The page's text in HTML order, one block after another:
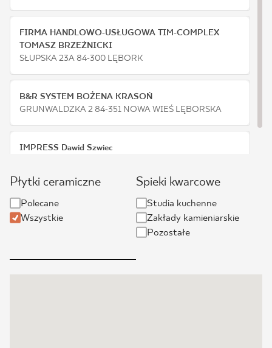
O NAS
KARIERA
MÓJ PROFIL
PL DE UK RU
FIRMA HANDLOWO-USŁUGOWA TIM-COMPLEX
TOMASZ BRZEŹNICKI
SŁUPSKA 23A 84-300 LĘBORK
B&R SYSTEM BOŻENA KRASOŃ
GRUNWALDZKA 2 84-351 NOWA WIEŚ LĘBORSKA
IMPRESS Dawid Szwiec
Płytki ceramiczne
Polecane
Wszystkie
Spieki kwarcowe
Studia kuchenne
Zakłady kamieniarskie
Pozostałe